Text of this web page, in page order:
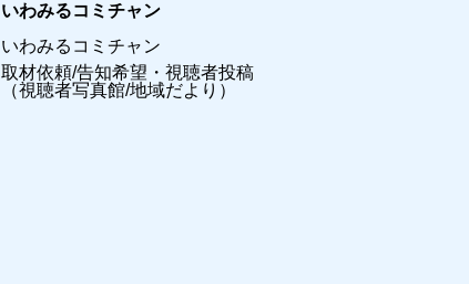
いわみるコミチャン
いわみるコミチャン
取材依頼/告知希望・視聴者投稿
（視聴者写真館/地域だより）